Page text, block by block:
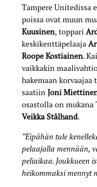
Tampere Unitedissa
poissa ovat muun
Kuusinen, toppari
keskikenttäpelaaja
Roope Kostiainen.
vaikkakin
hakemaan korvaajaa
saatiin Joni
osastolla on mukana
Veikka Stålhand.
”Eipähän tule
pelaajalla mennään,
peliaikaa. Joukkueen
heikommaksi mennyt